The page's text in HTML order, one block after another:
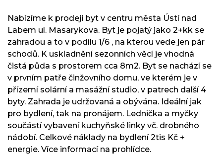
Nabízíme k prodeji byt v centru města Ústí nad
Labem ul. Masarykova. Byt je pojatý jako 2+kk se
zahradou a to v podílu 1/6 , na kterou vede jen pár
schodů. K uskladnění sezonních věcí je vhodná
čistá půda s prostorem cca 8m2. Byt se nachází se
v prvním patře činžovního domu, ve kterém je v
přízemí solární a masážní studio, v patrech další 4
byty. Zahrada je udržovaná a obývána. Ideální jak
pro bydlení, tak na pronájem. Lednička a myčky
součástí vybavení kuchyňské linky vč. drobného
nádobí. Celkové náklady na bydlení 2tis Kč +
energie. Více informací na prohlídce.